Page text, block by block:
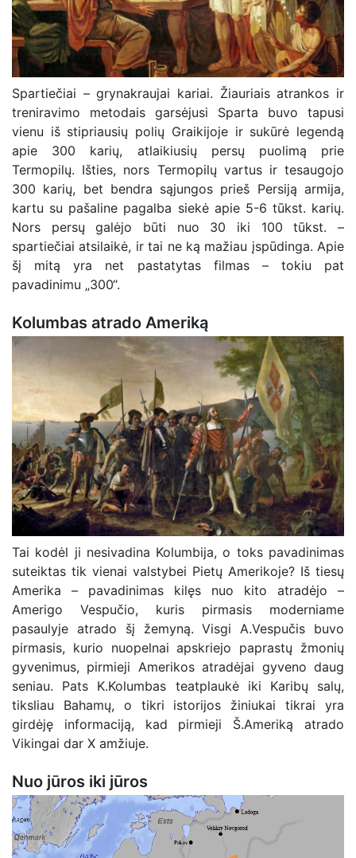
Spartiečiai – grynakraujai kariai. Žiauriais atrankos ir
treniravimo metodais garsėjusi Sparta buvo tapusi
vienu iš stipriausių polių Graikijoje ir sukūrė legendą
apie 300 karių, atlaikiusių persų puolimą prie
Termopilų. Išties, nors Termopilų vartus ir tesaugojo
300 karių, bet bendra sąjungos prieš Persiją armija,
kartu su pašaline pagalba siekė apie 5-6 tūkst. karių.
Nors persų galėjo būti nuo 30 iki 100 tūkst. –
spartiečiai atsilaikė, ir tai ne ką mažiau įspūdinga. Apie
šį mitą yra net pastatytas filmas – tokiu pat
pavadinimu „300“.
Kolumbas atrado Ameriką
Tai kodėl ji nesivadina Kolumbija, o toks pavadinimas
suteiktas tik vienai valstybei Pietų Amerikoje? Iš tiesų
Amerika – pavadinimas kilęs nuo kito atradėjo –
Amerigo Vespučio, kuris pirmasis moderniame
pasaulyje atrado šį žemyną. Visgi A.Vespučis buvo
pirmasis, kurio nuopelnai apskriejo paprastų žmonių
gyvenimus, pirmieji Amerikos atradėjai gyveno daug
seniau. Pats K.Kolumbas teatplaukė iki Karibų salų,
tiksliau Bahamų, o tikri istorijos žiniukai tikrai yra
girdėję informaciją, kad pirmieji Š.Ameriką atrado
Vikingai dar X amžiuje.
Nuo jūros iki jūros